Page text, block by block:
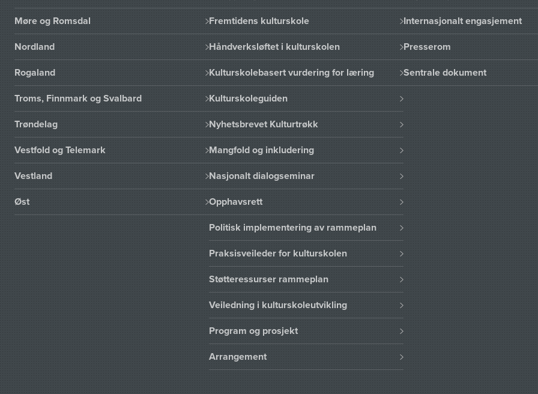
Møre og Romsdal
Nordland
Rogaland
Troms, Finnmark og Svalbard
Trøndelag
Vestfold og Telemark
Vestland
Øst
Fremtidens kulturskole
Håndverksløftet i kulturskolen
Kulturskolebasert vurdering for læring
Kulturskoleguiden
Nyhetsbrevet Kulturtrøkk
Mangfold og inkludering
Nasjonalt dialogseminar
Opphavsrett
Politisk implementering av rammeplan
Praksisveileder for kulturskolen
Støtteressurser rammeplan
Veiledning i kulturskoleutvikling
Program og prosjekt
Arrangement
Internasjonalt engasjement
Presserom
Sentrale dokument